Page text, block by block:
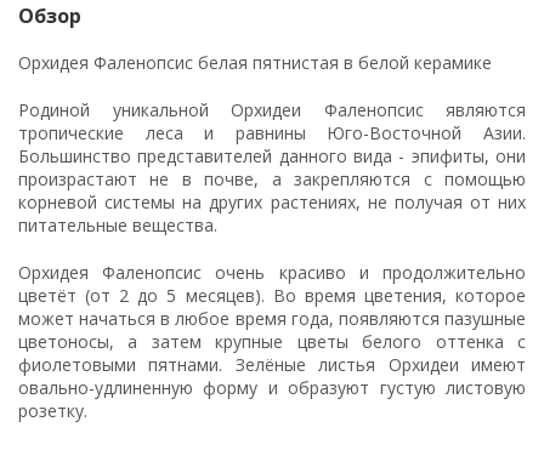
Обзор
Орхидея Фаленопсис белая пятнистая в белой керамике
Родиной уникальной Орхидеи Фаленопсис являются
тропические леса и равнины Юго-Восточной Азии.
Большинство представителей данного вида - эпифиты, они
произрастают не в почве, а закрепляются с помощью
корневой системы на других растениях, не получая от них
питательные вещества.
Орхидея Фаленопсис очень красиво и продолжительно
цветёт (от 2 до 5 месяцев). Во время цветения, которое
может начаться в любое время года, появляются пазушные
цветоносы, а затем крупные цветы белого оттенка с
фиолетовыми пятнами. Зелёные листья Орхидеи имеют
овально-удлиненную форму и образуют густую листовую
розетку.